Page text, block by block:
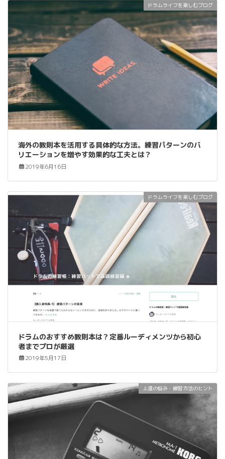
ドラムライフを楽しむブログ
海外の教則本を活用する具体的な方法。練習パターンのバ
リエーションを増やす効果的な工夫とは？
2019年6月16日
ドラムライフを楽しむブログ
ドラムのおすすめ教則本は？定番ルーディメンツから初心
者までプロが厳選
2019年5月17日
上達の悩み・練習方法のヒント